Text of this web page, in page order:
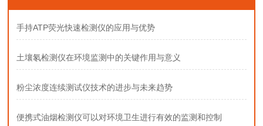
手持ATP荧光快速检测仪的应用与优势
土壤氡检测仪在环境监测中的关键作用与意义
粉尘浓度连续测试仪技术的进步与未来趋势
便携式油烟检测仪可以对环境卫生进行有效的监测和控制